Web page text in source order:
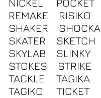
NICKEL
POCKET
REMAKE
RISIKO
SHAKER
SHOCKA
SKATER
SKETCH
SKYLAB
SLINKY
STOKES
STRIKE
TACKLE
TAGIKA
TAGIKO
TICKET